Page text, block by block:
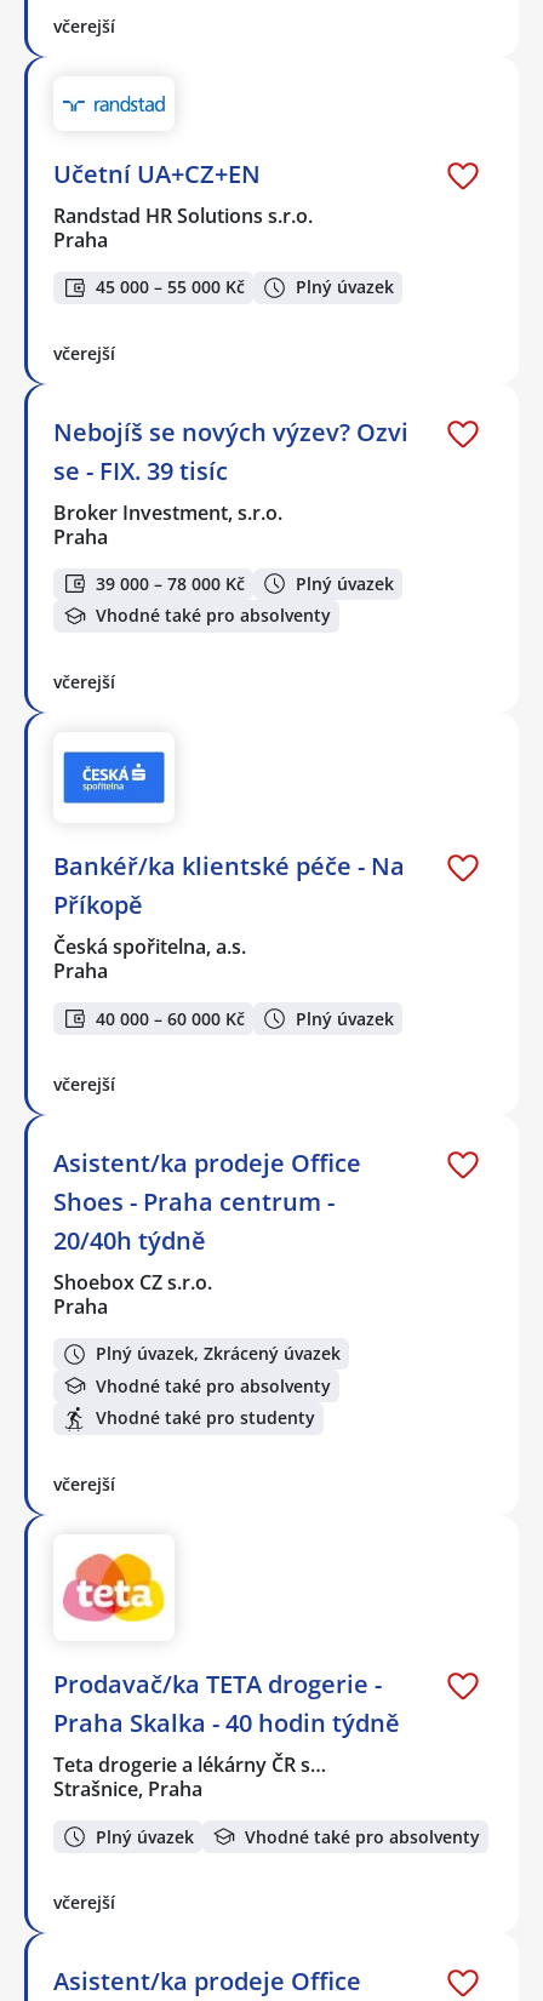
včerejší
Učetní UA+CZ+EN
Randstad HR Solutions s.r.o.
Praha
45 000 – 55 000 Kč Plný úvazek
včerejší
Nebojíš se nových výzev? Ozvi
se - FIX. 39 tisíc
Broker Investment, s.r.o.
Praha
39 000 – 78 000 Kč
Plný úvazek
Vhodné také pro absolventy
včerejší
Bankéř/ka klientské péče - Na
Příkopě
Česká spořitelna, a.s.
Praha
40 000 – 60 000 Kč Plný úvazek
včerejší
Asistent/ka prodeje Office
Shoes - Praha centrum -
20/40h týdně
Shoebox CZ s.r.o.
Praha
Plný úvazek, Zkrácený úvazek
Vhodné také pro absolventy
Vhodné také pro studenty
včerejší
Prodavač/ka TETA drogerie -
Praha Skalka - 40 hodin týdně
Teta drogerie a lékárny ČR s…
Strašnice, Praha
Plný úvazek Vhodné také pro absolventy
včerejší
Asistent/ka prodeje Office